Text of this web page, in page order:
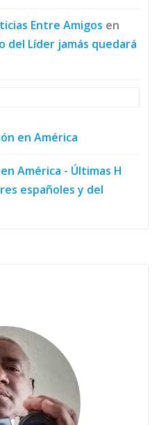
Entre Amigos en
del Líder jamás quedará
en América
América - Últimas H
españoles y del